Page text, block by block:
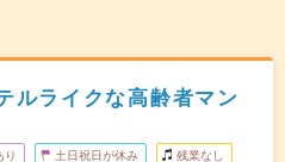
ルライクな高齢者マン
り 土日祝日が休み 残業なし